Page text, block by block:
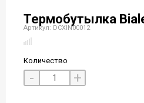
Термобутылка
Артикул: DCXIN00012
Количество
- +